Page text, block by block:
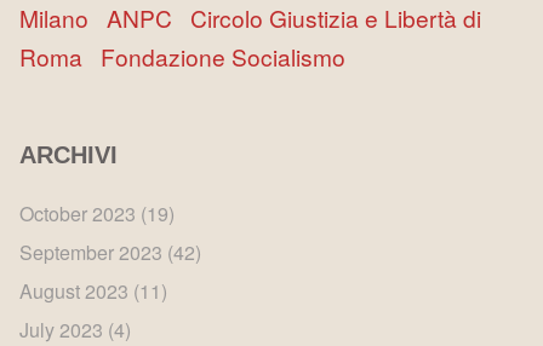
Milano ANPC Circolo Giustizia e Libertà di
Roma Fondazione Socialismo
ARCHIVI
October 2023 (19)
September 2023 (42)
August 2023 (11)
July 2023 (4)